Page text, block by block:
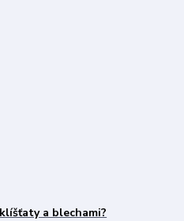
a blechami?